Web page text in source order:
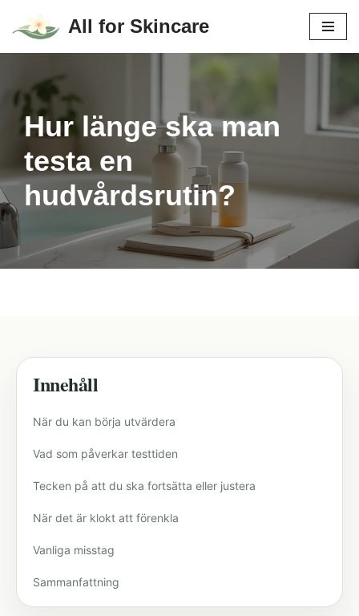
Hoppa
innehåll
All for Skincare
Hur länge ska man
testa en
hudvårdsrutin?
Innehåll
När du kan börja utvärdera
Vad som påverkar testtiden
Tecken på att du ska fortsätta eller justera
När det är klokt att förenkla
Vanliga misstag
Sammanfattning